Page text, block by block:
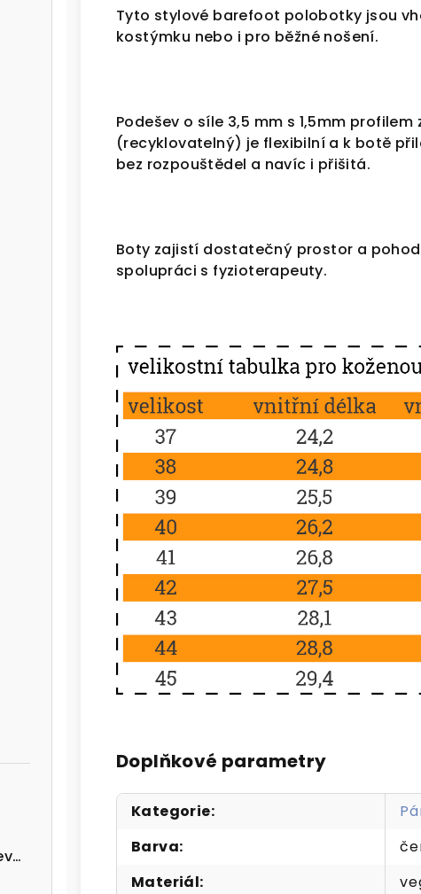
Tkaničky 100 cm ploché barevné 100% bavlna
Tyto stylové barefoot polobotky jsou
kostýmku nebo i pro běžné nošení.
Podešev o síle 3,5 mm s 1,5mm
(recyklovatelný) je flexibilní a k botě
bez rozpouštědel a navíc i přišitá.
Boty zajistí dostatečný prostor a
spolupráci s fyzioterapeuty.
Doplňkové parametry
Kategorie:
Barva:
Materiál: